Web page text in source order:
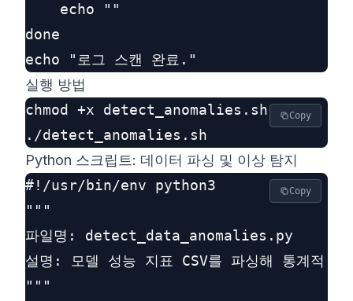
    echo ""
done
실행 방법
chmod +x detect_anomalies.sh
Copy
Python 스크립트: 데이터 파싱 및 이상 탐지
#!/usr/bin/env python3
"""
파일명: detect_data_anomalies.py
설명: 모델 성능 지표 CSV를 파싱해 통계적 이
"""
Copy